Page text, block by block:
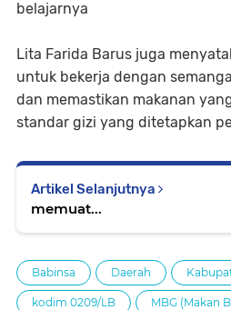
belajarnya
Lita Farida Barus juga
untuk bekerja dengan
dan memastikan makanan
standar gizi yang ditetapkan
Artikel Selanjutnya
memuat...
Babinsa Daerah
kodim 0209/LB MBG (Makan